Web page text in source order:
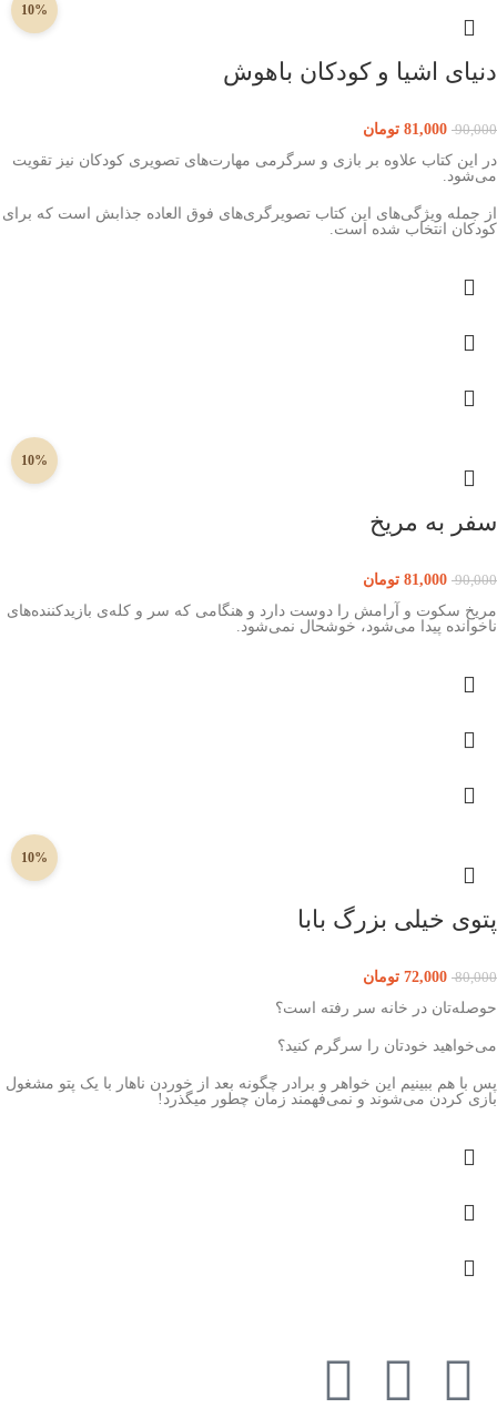
10%
دنیای اشیا و کودکان باهوش
90,000
81,000 تومان
در این کتاب علاوه بر بازی و سرگرمی مهارت‌های تصویری کودکان نیز تقویت
می‌شود.
از جمله ویژگی‌های این کتاب تصویرگری‌های فوق العاده جذابش است که برای
کودکان انتخاب شده است.
10%
سفر به مریخ
90,000
81,000 تومان
مریخ سکوت و آرامش را دوست دارد و هنگامی که سر و کله‌ی بازیدکننده‌های
ناخوانده پیدا می‌شود، خوشحال نمی‌شود.
10%
پتوی خیلی بزرگ بابا
80,000
72,000 تومان
حوصله‌تان در خانه سر رفته است؟
می‌خواهید خودتان را سرگرم کنید؟
پس با هم ببینیم این خواهر و برادر چگونه بعد از خوردن ناهار با یک پتو مشغول
بازی کردن می‌شوند و نمی‌فهمند زمان چطور میگذرد!